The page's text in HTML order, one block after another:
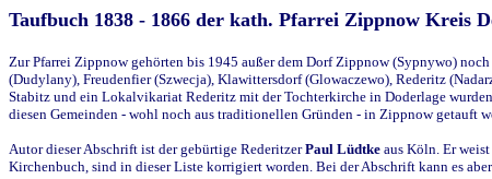
Taufbuch 1838 - 1866 der kath. Pfarrei Zippnow Kreis
Zur Pfarrei Zippnow gehörten bis 1945 außer dem Dorf Zippnow (Sypnywo)
(Dudylany), Freudenfier (Szwecja), Klawittersdorf (Glowaczewo), Rederitz
Stabitz und ein Lokalvikariat Rederitz mit der Tochterkirche in Doderlage
diesen Gemeinden - wohl noch aus traditionellen Gründen - in Zippnow getauft
Autor dieser Abschrift ist der gebürtige RederitzerPaul Lüdtke aus Köln. Er
Kirchenbuch, sind in dieser Liste korrigiert worden. Bei der Abschrift kann es